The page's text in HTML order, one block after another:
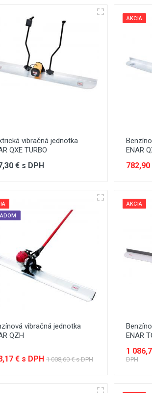
vibračná jednotka
QXE TURBO
€ s DPH
AKCIA
ENAR
vibračná jednotka
QZH
€ s DPH 1 008,60 € s DPH
AKCIA
ENAR
1
DPH